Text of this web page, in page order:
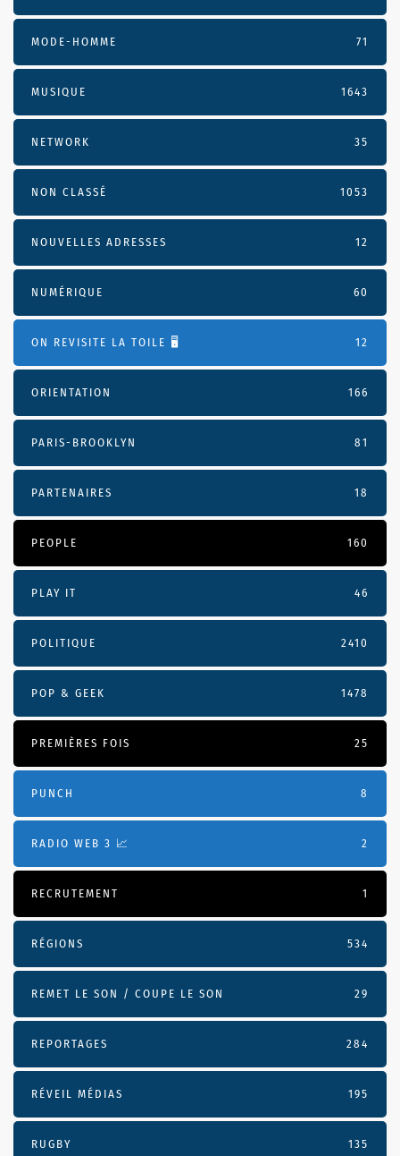
MODE-HOMME 71
MUSIQUE 1643
NETWORK 35
NON CLASSÉ 1053
NOUVELLES ADRESSES 12
NUMÉRIQUE 60
ON REVISITE LA TOILE 🖥️ 12
ORIENTATION 166
PARIS-BROOKLYN 81
PARTENAIRES 18
PEOPLE 160
PLAY IT 46
POLITIQUE 2410
POP & GEEK 1478
PREMIÈRES FOIS 25
PUNCH 8
RADIO WEB 3 📈 2
RECRUTEMENT 1
RÉGIONS 534
REMET LE SON / COUPE LE SON 29
REPORTAGES 284
RÉVEIL MÉDIAS 195
RUGBY 135